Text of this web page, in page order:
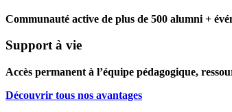
Communauté active de plus de 500 alumni +
Support à vie
Accès permanent à l’équipe pédagogique,
Découvrir tous nos avantages